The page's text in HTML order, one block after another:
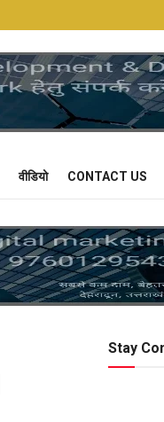
वीडियो CONTACT US
Stay